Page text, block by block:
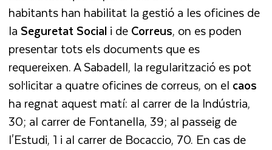
habitants han habilitat la gestió a les oficines de
la Seguretat Sociali deCorreus, on es poden
presentar tots els documents que es
requereixen. A Sabadell, la regularització es pot
sol·licitar a quatre oficines de correus, on el caos
ha regnat aquest matí: al carrer de la Indústria,
30; al carrer de Fontanella, 39; al passeig de
l'Estudi, 1 i al carrer de Bocaccio, 70. En cas de